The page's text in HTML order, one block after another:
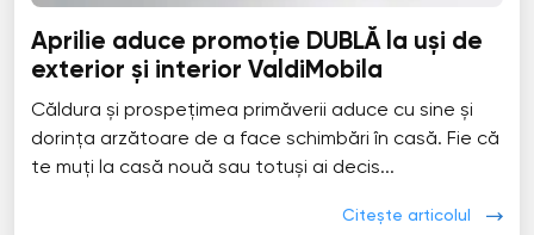
Aprilie aduce promoție DUBLĂ la uși de
exterior și interior ValdiMobila
Căldura și prospețimea primăverii aduce cu sine și
dorința arzătoare de a face schimbări în casă. Fie că
te muți la casă nouă sau totuși ai decis...
Citește articolul